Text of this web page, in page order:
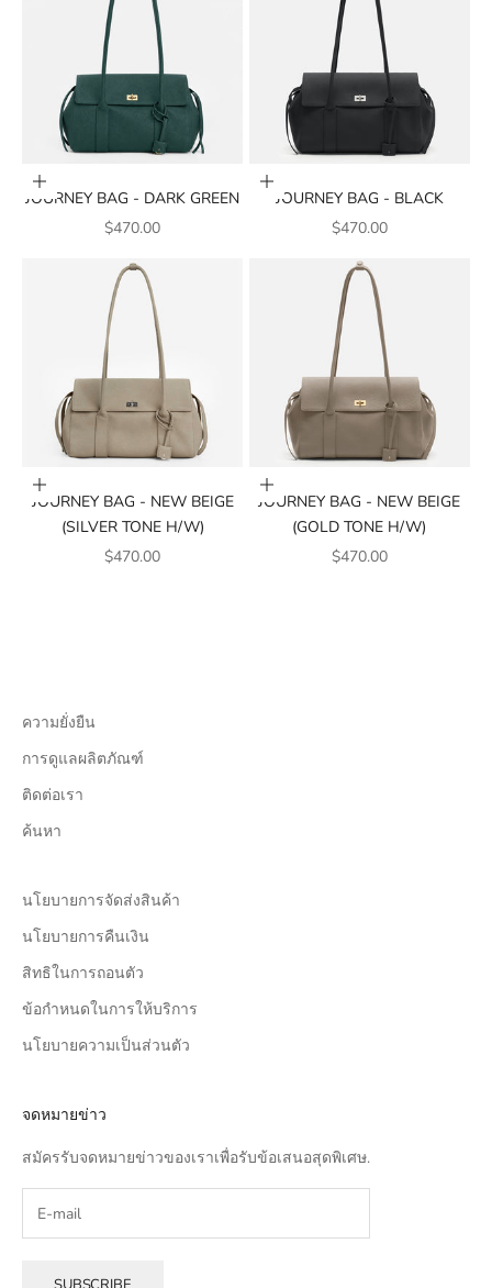
Add to cart
JOURNEY BAG - DARK GREEN
SALE PRICE
$470.00
Add to cart
JOURNEY BAG - BLACK
SALE PRICE
$470.00
Add to cart
JOURNEY BAG - NEW BEIGE
(SILVER TONE H/W)
SALE PRICE
$470.00
Add to cart
JOURNEY BAG - NEW BEIGE
(GOLD TONE H/W)
SALE PRICE
$470.00
ความยั่งยืน
การดูแลผลิตภัณฑ์
ติดต่อเรา
ค้นหา
นโยบายการจัดส่งสินค้า
นโยบายการคืนเงิน
สิทธิในการถอนตัว
ข้อกำหนดในการให้บริการ
นโยบายความเป็นส่วนตัว
จดหมายข่าว
สมัครรับจดหมายข่าวของเราเพื่อรับข้อเสนอสุดพิเศษ.